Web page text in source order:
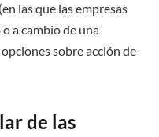
las que las empresas
a cambio de una
sobre acción de
de las